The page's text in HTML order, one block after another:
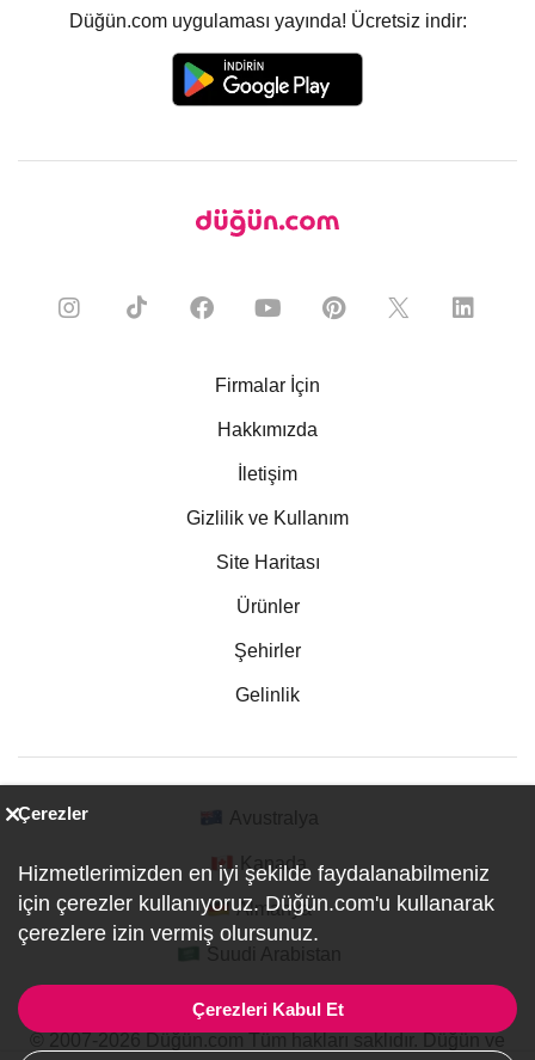
Düğün.com uygulaması yayında! Ücretsiz indir:
Firmalar İçin
Hakkımızda
İletişim
Gizlilik ve Kullanım
Site Haritası
Ürünler
Şehirler
Gelinlik
Kanada
Almanya
Çerezler
Hizmetlerimizden en iyi şekilde faydalanabilmeniz
için çerezler kullanıyoruz. Düğün.com'u kullanarak
çerezlere izin vermiş olursunuz.
Çerezleri Kabul Et